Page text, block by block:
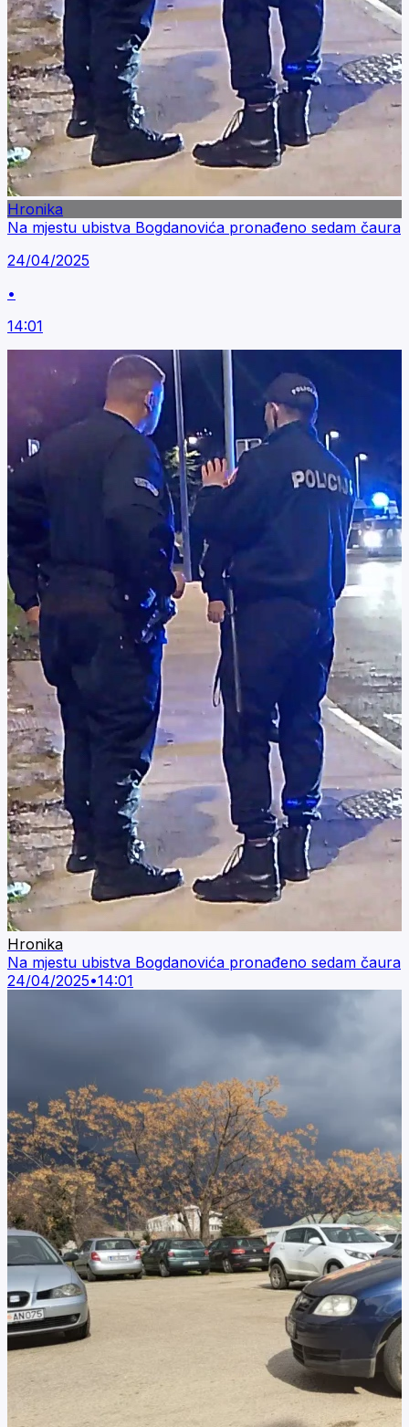
Hronika
Na mjestu ubistva Bogdanovića pronađeno sedam čaura
24/04/2025
•
14:01
Hronika
Na mjestu ubistva Bogdanovića pronađeno sedam čaura
24/04/2025•14:01